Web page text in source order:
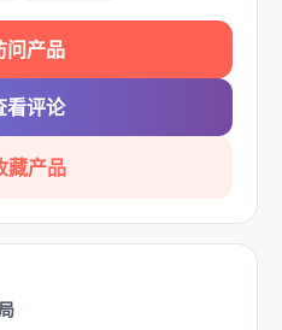
问产品
看评论
藏产品